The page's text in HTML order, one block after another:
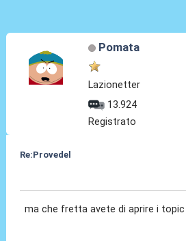
Pomata
Lazionetter
13.924
Registrato
Re:Provedel
ma che fretta avete di aprire i